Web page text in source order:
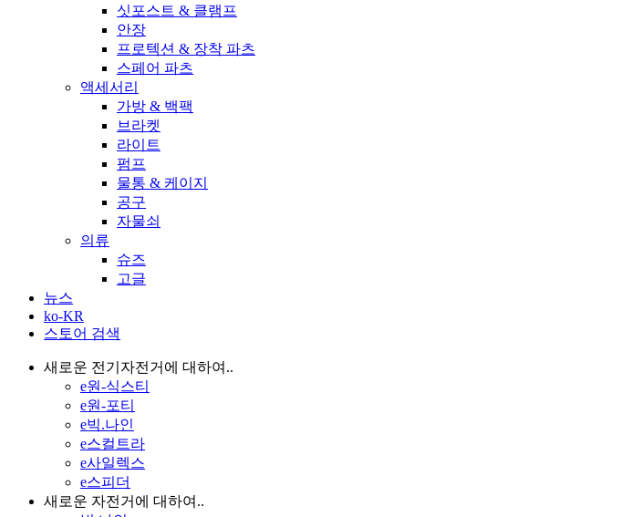
싯포스트 & 클램프
안장
프로텍션 & 장착 파츠
스페어 파츠
액세서리
가방 & 백팩
브라켓
라이트
펌프
물통 & 케이지
공구
자물쇠
의류
슈즈
고글
뉴스
ko-KR
스토어 검색
새로운 전기자전거에 대하여..
e원-식스티
e원-포티
e빅.나인
e스컬트라
e사일렉스
e스피더
새로운 자전거에 대하여..